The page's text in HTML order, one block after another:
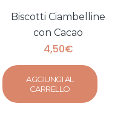
Biscotti Ciambelline
con Cacao
4,50€
AGGIUNGI AL
CARRELLO